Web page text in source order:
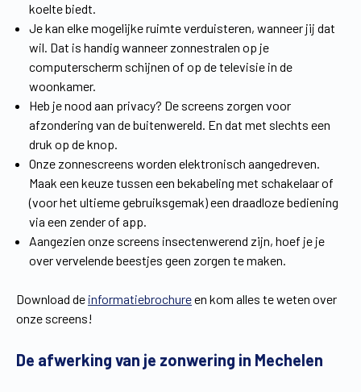
koelte biedt.
Je kan elke mogelijke ruimte verduisteren, wanneer jij dat
wil. Dat is handig wanneer zonnestralen op je
computerscherm schijnen of op de televisie in de
woonkamer.
Heb je nood aan privacy? De screens zorgen voor
afzondering van de buitenwereld. En dat met slechts een
druk op de knop.
Onze zonnescreens worden elektronisch aangedreven.
Maak een keuze tussen een bekabeling met schakelaar of
(voor het ultieme gebruiksgemak) een draadloze bediening
via een zender of app.
Aangezien onze screens insectenwerend zijn, hoef je je
over vervelende beestjes geen zorgen te maken.
Download de informatiebrochureen kom alles te weten over
onze screens!
De afwerking van je zonwering in Mechelen